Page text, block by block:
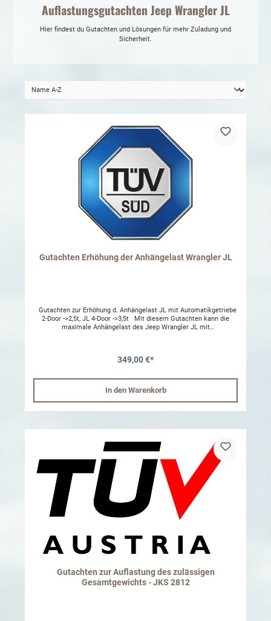
Auflastungsgutachten Jeep Wrangler JL
Hier findest du Gutachten und Lösungen für mehr Zuladung und
Sicherheit.
Gutachten Erhöhung der Anhängelast Wrangler JL
Gutachten zur Erhöhung d. Anhängelast JL mit Automatikgetriebe
2-Door ->2,5t, JL 4-Door ->3,5t Mit diesem Gutachten kann die
maximale Anhängelast des Jeep Wrangler JL mit
"D-Wert" der Anhängekupplung muss beim 2 Türer mind.12,1 kN, 4
WICHTIG: Bitte übersenden Sie uns zu Ihrer Bestellung per e-Mail
oder Fax, unbedingt eine leserliche Kopie Ihrer
Zulassungsbescheinigung Teil I, hier prüfen wir die technischen
Anforderungen Ihres Fahrzeuges noch einmal. Nur mit dieser Kopie
ist das Erstellen des gewünschten Gutachtens möglich.
Fahrzeugs anzupassen ! Gutachten vom Umtausch oder Rückgabe
ausgestellt werden.
349,00 €*
In den Warenkorb
Gutachten zur Auflastung des zulässigen
Gesamtgewichts - JKS 2812